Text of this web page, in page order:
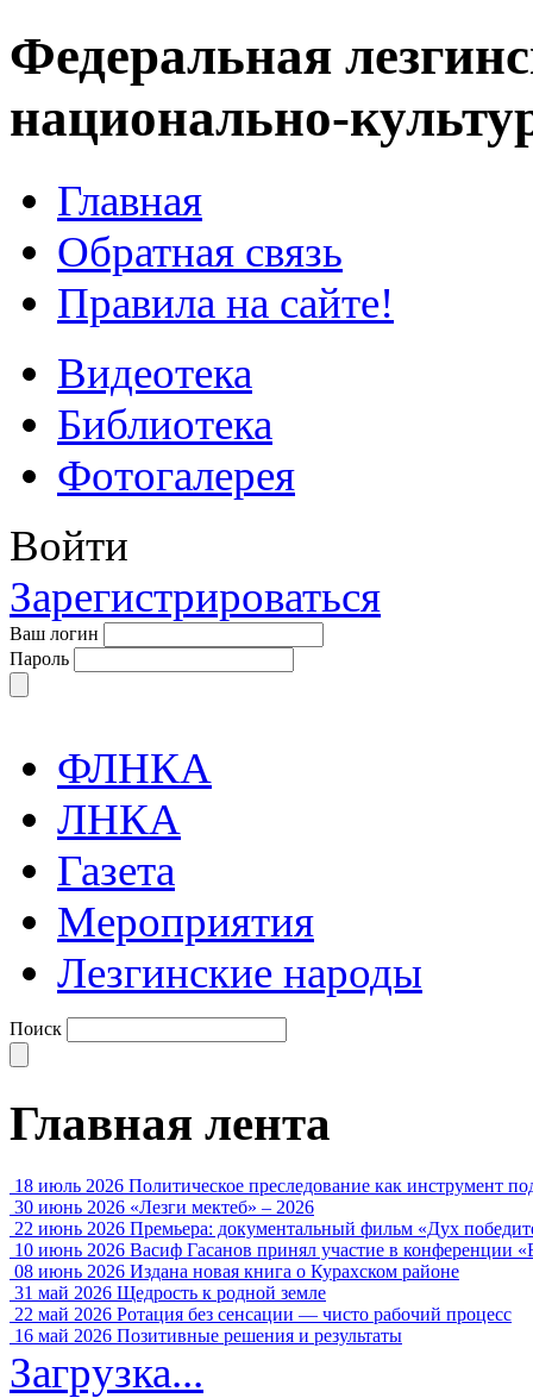
Федеральная
национально-
Главная
Обратная связь
Правила на сайте!
Видеотека
Библиотека
Фотогалерея
Войти
Зарегистрироваться
Ваш логин
Пароль
ФЛНКА
ЛНКА
Газета
Мероприятия
Лезгинские народы
Поиск
Главная лента
18 июль 2026 Политическое преследование как инструмент
30 июнь 2026 «Лезги мектеб» – 2026
22 июнь 2026 Премьера: документальный фильм «Дух
10 июнь 2026 Васиф Гасанов принял участие в конференции
08 июнь 2026 Издана новая книга о Курахском районе
31 май 2026 Щедрость к родной земле
22 май 2026 Ротация без сенсации — чисто рабочий процесс
16 май 2026 Позитивные решения и результаты
Загрузка...